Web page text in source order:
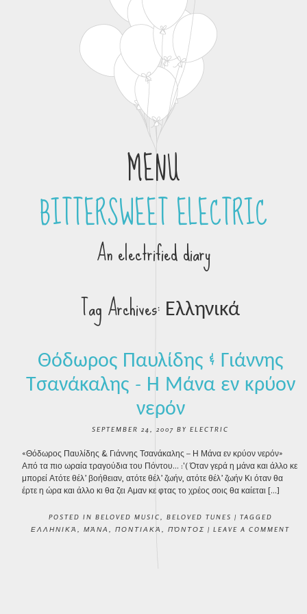
MENU
Skip to contentBITTERSWEET ELECTRIC
An electrified diary
Tag Archives:Ελληνικά
Θόδωρος Παυλίδης & Γιάννης
Τσανάκαλης – Η Μάνα εν κρύον
νερόν
SEPTEMBER 24, 2007 BY ELECTRIC
«Θόδωρος Παυλίδης & Γιάννης Τσανάκαλης – Η Μάνα εν κρύον νερόν»
Από τα πιο ωραία τραγούδια του Πόντου… :'( Όταν γερά η μάνα και άλλο κε
μπορεί Ατότε θέλ’ βοήθειαν, ατότε θέλ’ ζωήν, ατότε θέλ’ ζωήν Κι όταν θα
έρτε η ώρα και άλλο κι θα ζει Αμαν κε φτας το χρέος σοις θα καίεται […]
POSTED IN BELOVED MUSIC BELOVED TUNES | TAGGED
ΕΛΛΗΝΙΚΆ
ΜΆΝΑ ΠΟΝΤΙΑΚΆ ΠΌΝΤΟΣ | LEAVE A COMMENT
POST NAVIGATION